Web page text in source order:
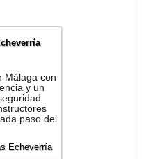
Málaga con
y un
paso del